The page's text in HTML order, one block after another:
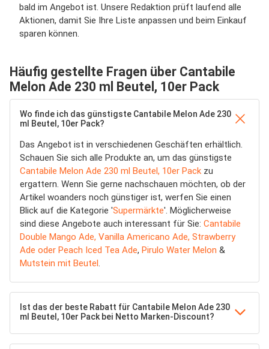
bald im Angebot ist. Unsere Redaktion prüft laufend alle
Aktionen, damit Sie Ihre Liste anpassen und beim Einkauf
sparen können.
Häufig gestellte Fragen über Cantabile
Melon Ade 230 ml Beutel, 10er Pack
Wo finde ich das günstigste Cantabile Melon Ade 230
ml Beutel, 10er Pack?
Das Angebot ist in verschiedenen Geschäften erhältlich.
Schauen Sie sich alle Produkte an, um das günstigste
Cantabile Melon Ade 230 ml Beutel, 10er Pack zu
ergattern. Wenn Sie gerne nachschauen möchten, ob der
Artikel woanders noch günstiger ist, werfen Sie einen
Blick auf die Kategorie 'Supermärkte'. Möglicherweise
sind diese Angebote auch interessant für Sie: Cantabile
Double Mango Ade, Vanilla Americano Ade, Strawberry
Ade oder Peach Iced Tea Ade, Pirulo Water Melon &
Mutstein mit Beutel.
Ist das der beste Rabatt für Cantabile Melon Ade 230
ml Beutel, 10er Pack bei Netto Marken-Discount?